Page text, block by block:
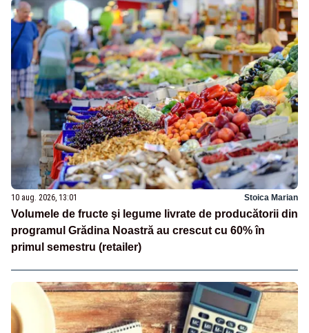
10 aug. 2026, 13:01 Stoica Marian
Volumele de fructe şi legume livrate de producătorii din
programul Grădina Noastră au crescut cu 60% în
primul semestru (retailer)